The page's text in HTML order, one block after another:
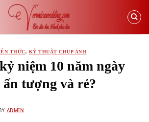
THỨC, KỸ THUẬT CHỤP ẢNH
niệm 10 năm ngày
tượng và rẻ?
ADMIN